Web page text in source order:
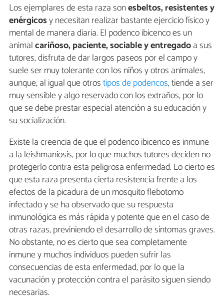
Los ejemplares de esta raza sonesbeltos, resistentes y
enérgicosy necesitan realizar bastante ejercicio físico y
mental de manera diaria. El podenco ibicenco es un
animalcariñoso, paciente, sociable y entregadoa sus
tutores, disfruta de dar largos paseos por el campo y
suele ser muy tolerante con los niños y otros animales,
aunque, al igual que otrostipos de podencos, tiende a ser
muy sensible y algo reservado con los extraños, por lo
que se debe prestar especial atención a su educación y
su socialización.
Existe la creencia de que el podenco ibicenco es inmune
a la leishmaniosis, por lo que muchos tutores deciden no
protegerlo contra esta peligrosa enfermedad. Lo cierto es
que esta raza presenta cierta resistencia frente a los
efectos de la picadura de un mosquito flebotomo
infectado y se ha observado que su respuesta
inmunológica es más rápida y potente que en el caso de
otras razas, previniendo el desarrollo de síntomas graves.
No obstante, no es cierto que sea completamente
inmune y muchos individuos pueden sufrir las
consecuencias de esta enfermedad, por lo que la
vacunación y protección contra el parásito siguen siendo
necesarias.